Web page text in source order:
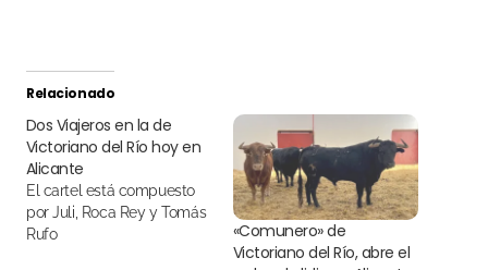
Relacionado
Dos Viajeros en la de
Victoriano del Río hoy en
Alicante
El cartel está compuesto
por Juli, Roca Rey y Tomás
Rufo
«Comunero» de
Victoriano del Río, abre el